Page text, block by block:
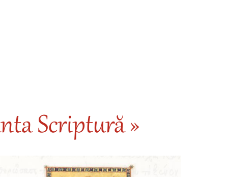
Scriptură »